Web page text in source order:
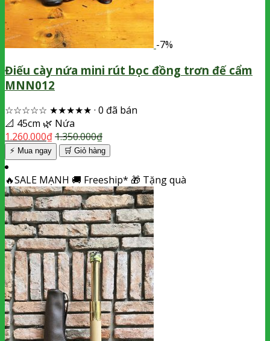
-7%
Điếu cày nứa mini rút bọc đồng trơn đế cẩm
MNN012
☆☆☆☆☆ ★★★★★ · 0 đã bán
📐 45cm 🌿 Nứa
1.260.000₫1.350.000₫
⚡ Mua ngay 🛒 Giỏ hàng
🔥SALE MẠNH 🚚 Freeship* 🎁 Tặng quà